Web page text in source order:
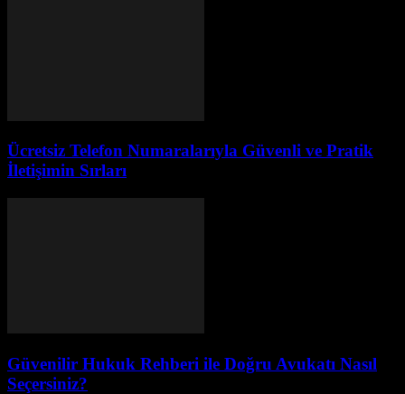
Ücretsiz Telefon Numaralarıyla Güvenli ve Pratik
İletişimin Sırları
Güvenilir Hukuk Rehberi ile Doğru Avukatı Nasıl
Seçersiniz?